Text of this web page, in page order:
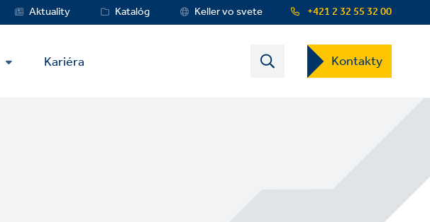
+421 2 32 55 32 00
Service
MenuAktuality Katalóg Keller vo svete
Kariéra Contact
US
Dropdown
Kontakty